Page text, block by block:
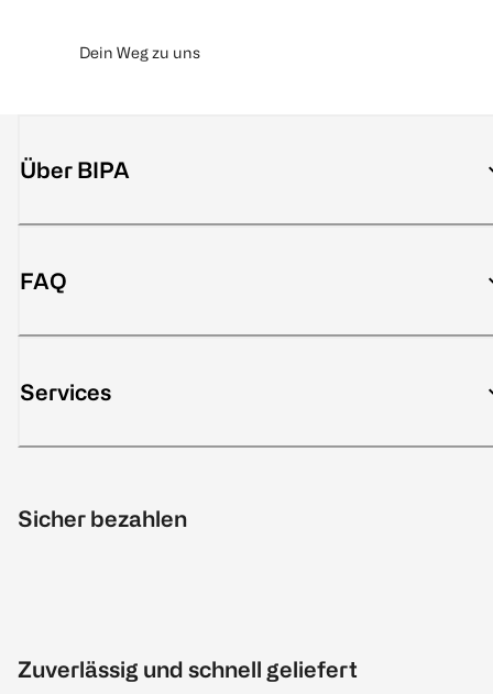
Dein Weg zu uns
Über BIPA
FAQ
Services
Sicher bezahlen
Zuverlässig und schnell geliefert